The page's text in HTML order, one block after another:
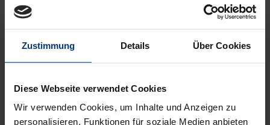
Zustimmung Details Über Cookies
Diese Webseite verwendet Cookies
Wir verwenden Cookies, um Inhalte und Anzeigen zu
personalisieren, Funktionen für soziale Medien anbieten
Available
Prices include VAT. Depending on the delivery address, VAT
may vary at checkout.
Add to Wish List